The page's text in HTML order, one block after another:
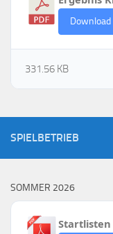
Download
331.56 KB
SPIELBETRIEB
SOMMER 2026
Startlisten